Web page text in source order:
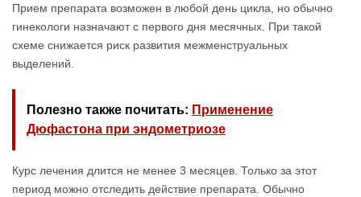
Прием препарата возможен в любой день цикла, но обычно
гинекологи назначают с первого дня месячных. При такой
схеме снижается риск развития межменструальных
выделений.
Полезно также почитать: Применение
Дюфастона при эндометриозе
Курс лечения длится не менее 3 месяцев. Только за этот
период можно отследить действие препарата. Обычно